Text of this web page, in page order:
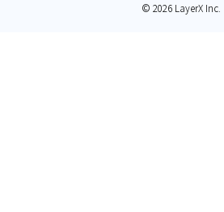
© 2026 LayerX Inc.